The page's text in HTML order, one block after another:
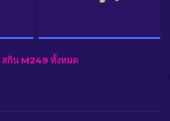
สกิน M249 ทั้งหมด